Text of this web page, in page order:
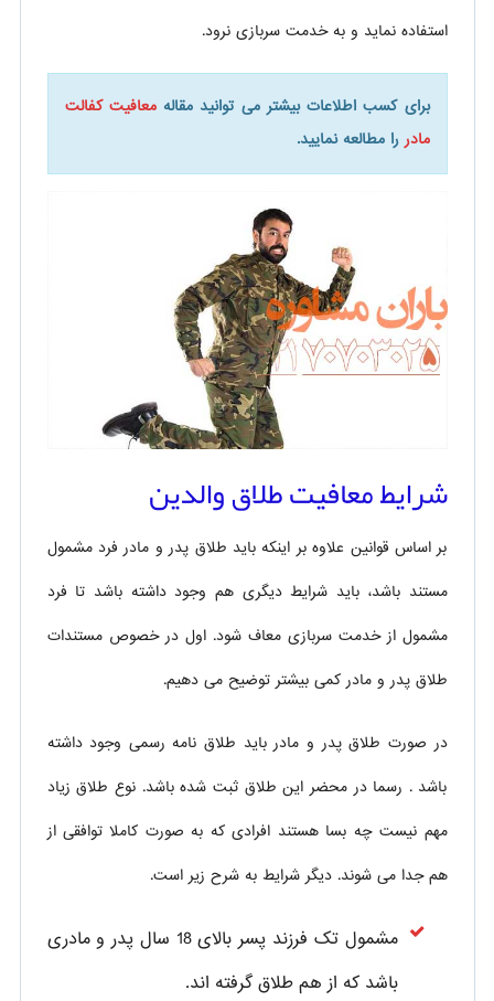
استفاده نماید و به خدمت سربازی نرود.
برای کسب اطلاعات بیشتر می توانید مقالهمعافیت کفالت
مادر را مطالعه نمایید.
شرایط معافیت طلاق والدین
بر اساس قوانین علاوه بر اینکه باید طلاق پدر و مادر فرد مشمول
مستند باشد، باید شرایط دیگری هم وجود داشته باشد تا فرد
مشمول از خدمت سربازی معاف شود. اول در خصوص مستندات
طلاق پدر و مادر کمی بیشتر توضیح می دهیم.
در صورت طلاق پدر و مادر باید طلاق نامه رسمی وجود داشته
باشد . رسما در محضر این طلاق ثبت شده باشد. نوع طلاق زیاد
مهم نیست چه بسا هستند افرادی که به صورت کاملا توافقی از
هم جدا می شوند. دیگر شرایط به شرح زیر است.
مشمول تک فرزند پسر بالای 18 سال پدر و مادری
باشد که از هم طلاق گرفته اند.